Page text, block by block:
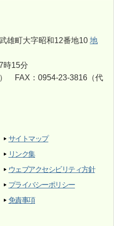
雄町大字昭和12番地10 地
時15分
FAX：0954-23-3816（代
サイトマップ
リンク集
ウェブアクセシビリティ方針
プライバシーポリシー
免責事項